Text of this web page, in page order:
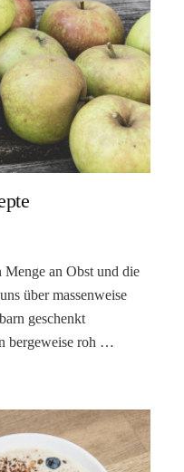
Menge an Obst und die
über massenweise
geschenkt
bergeweise roh …